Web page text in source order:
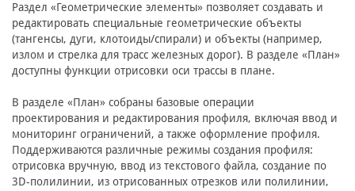
Раздел «Геометрические элементы» позволяет создавать и
редактировать специальные геометрические объекты
(тангенсы, дуги, клотоиды/спирали) и объекты (например,
излом и стрелка для трасс железных дорог). В разделе «План»
доступны функции отрисовки оси трассы в плане.
В разделе «План» собраны базовые операции
проектирования и редактирования профиля, включая ввод и
мониторинг ограничений, а также оформление профиля.
Поддерживаются различные режимы создания профиля:
отрисовка вручную, ввод из текстового файла, создание по
3D-полилинии, из отрисованных отрезков или полилинии,